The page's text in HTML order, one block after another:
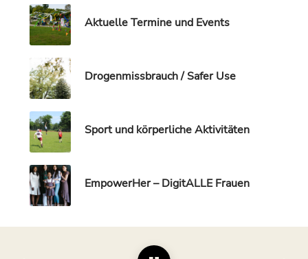
Aktuelle Termine und Events
Drogenmissbrauch / Safer Use
Sport und körperliche Aktivitäten
EmpowerHer – DigitALLE Frauen